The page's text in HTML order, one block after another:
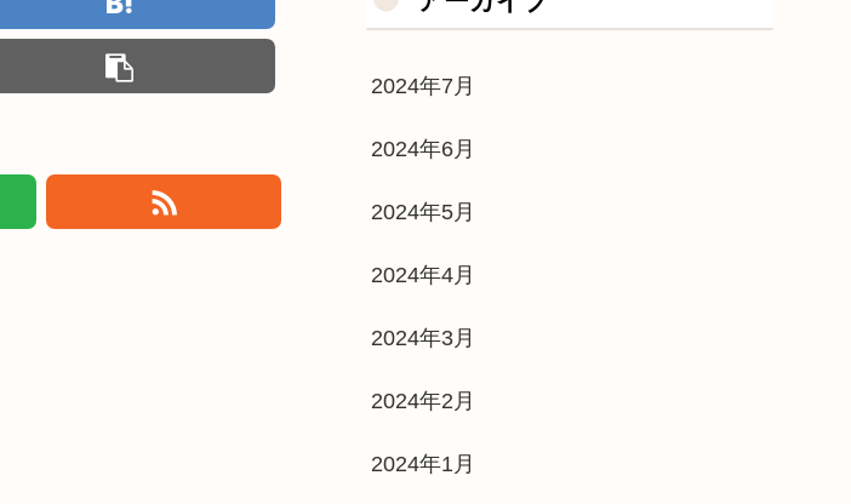
2024年7月
2024年6月
2024年5月
2024年4月
2024年3月
2024年2月
2024年1月